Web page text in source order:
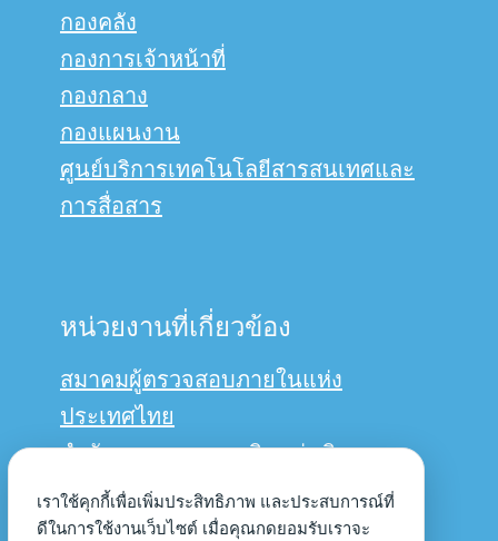
กองคลัง
กองการเจ้าหน้าที่
กองกลาง
กองแผนงาน
ศูนย์บริการเทคโนโลยีสารสนเทศและ
การสื่อสาร
หน่วยงานที่เกี่ยวข้อง
สมาคมผู้ตรวจสอบภายในแห่ง
ประเทศไทย
สำนักงานการตรวจเงินแผ่นดิน
กรมบัญชีกลาง
เราใช้คุกกี้เพื่อเพิ่มประสิทธิภาพ และประสบการณ์ที่
ดีในการใช้งานเว็บไซต์ เมื่อคุณกดยอมรับเราจะ